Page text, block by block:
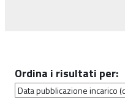
Ordina i risultati per: